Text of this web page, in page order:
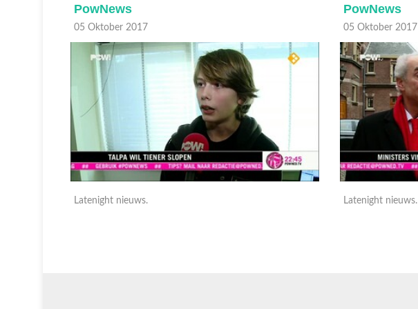
PowNews
05 Oktober 2017
Latenight nieuws.
PowNews
05 Oktober 2017
Latenight nieuws.